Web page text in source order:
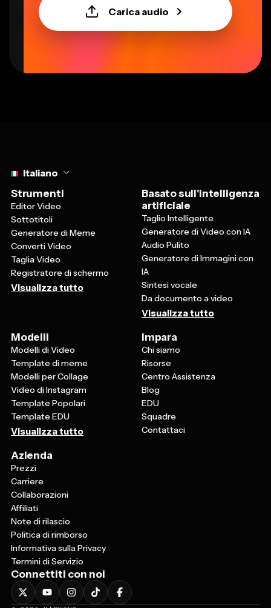
Carica audio
Italiano
Strumenti
Editor Video
Sottotitoli
Generatore di Meme
Converti Video
Taglia Video
Registratore di schermo
Visualizza tutto
Basato sull'intelligenza
artificiale
Taglio Intelligente
Generatore di Video con IA
Audio Pulito
Generatore di Immagini con
IA
Sintesi vocale
Da documento a video
Visualizza tutto
Modelli
Modelli di Video
Template di meme
Modelli per Collage
Video di Instagram
Template Popolari
Template EDU
Visualizza tutto
Impara
Chi siamo
Risorse
Centro Assistenza
Blog
EDU
Squadre
Contattaci
Azienda
Prezzi
Carriere
Collaborazioni
Affiliati
Note di rilascio
Politica di rimborso
Informativa sulla Privacy
Termini di Servizio
Connettiti con noi